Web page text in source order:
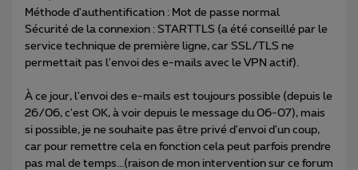
Méthode d'authentification : Mot de passe normal
Sécurité de la connexion : STARTTLS (a été conseillé par le
service technique de première ligne, car SSL/TLS ne
permettait pas l'envoi des e-mails avec le VPN actif).
À ce jour, l'envoi des e-mails est toujours possible (depuis le
26/06, c'est OK, à voir depuis le message du 06-07), mais
si possible, je ne souhaite pas être privé d'envoi d'un coup,
car pour remettre cela en fonction cela peut parfois prendre
pas mal de temps...(raison de mon intervention sur ce forum